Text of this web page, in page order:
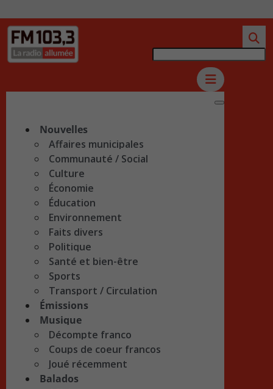
Nouvelles
Affaires municipales
Communauté / Social
Culture
Économie
Éducation
Environnement
Faits divers
Politique
Santé et bien-être
Sports
Transport / Circulation
Émissions
Musique
Décompte franco
Coups de coeur francos
Joué récemment
Balados